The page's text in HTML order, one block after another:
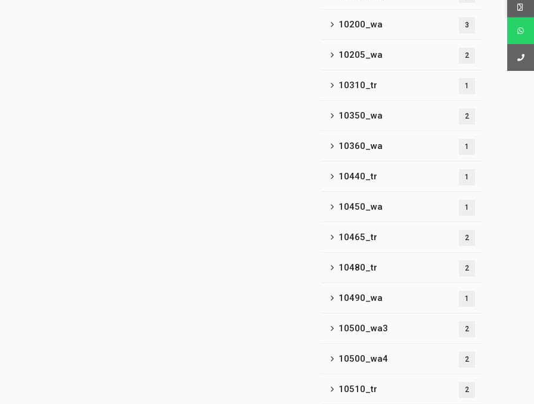
10200_wa 3
10205_wa 2
10310_tr 1
10350_wa 2
10360_wa 1
10440_tr 1
10450_wa 1
10465_tr 2
10480_tr 2
10490_wa 1
10500_wa3 2
10500_wa4 2
10510_tr 2